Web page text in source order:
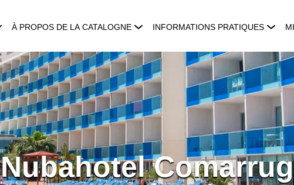
À PROPOS DE LA CATALOGNE INFORMATIONS PRATIQUES
Nubahotel